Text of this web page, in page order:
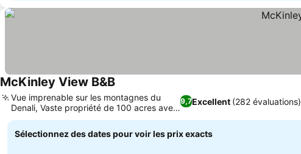
McKinley View B&B
9,7Excellent (282 évaluations)
Vue imprenable sur les montagnes du
Denali, Vaste propriété de 100 acres avec
sentiers
Sélectionnez des dates pour voir les prix exacts